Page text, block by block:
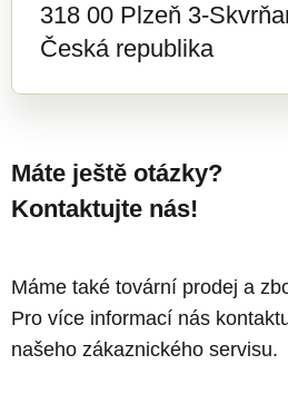
318 00 Plzeň 3-
Česká republika
Máte ještě otázky?
Kontaktujte nás!
Máme také tovární prodej a
Pro více informací nás
našeho zákaznického servisu.